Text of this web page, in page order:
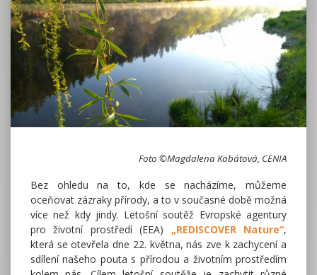
Foto ©Magdalena Kabátová, CENIA
Bez ohledu na to, kde se nacházíme, můžeme
oceňovat zázraky přírody, a to v současné době možná
více než kdy jindy. Letošní soutěž Evropské agentury
pro životní prostředí (EEA) „REDISCOVER Nature“,
která se otevřela dne 22. května, nás zve k zachycení a
sdílení našeho pouta s přírodou a životním prostředím